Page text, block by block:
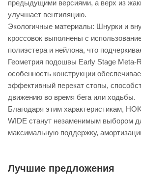
предыдущими версиями, а верх из
улучшает вентиляцию.
Экологичные материалы: Шнурки и
кроссовок выполнены с
полиэстера и нейлона, что
Геометрия подошвы Early Stage Meta-
особенность конструкции
эффективный перекат стопы,
движению во время бега или ходьбы.
Благодаря этим характеристикам,
WIDE станут незаменимым выбором
максимальную поддержку,
Лучшие предложения